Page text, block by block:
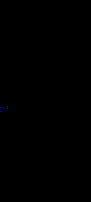
האם Google Docs יכול להקריא לי טקסט?